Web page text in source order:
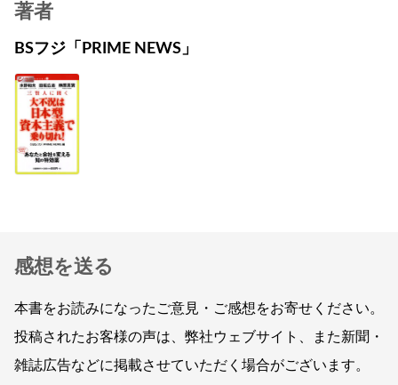
著者
BSフジ「PRIME NEWS」
感想を送る
本書をお読みになったご意見・ご感想をお寄せください。
投稿されたお客様の声は、弊社ウェブサイト、また新聞・
雑誌広告などに掲載させていただく場合がございます。